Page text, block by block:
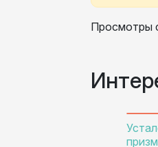
Просмотры